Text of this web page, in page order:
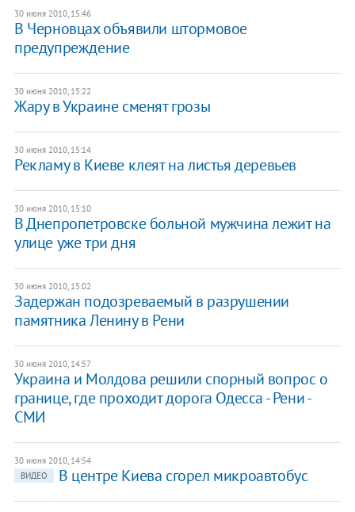
30 июня 2010, 15:46
В Черновцах объявили штормовое
предупреждение
30 июня 2010, 15:22
Жару в Украине сменят грозы
30 июня 2010, 15:14
Рекламу в Киеве клеят на листья деревьев
30 июня 2010, 15:10
В Днепропетровске больной мужчина лежит на
улице уже три дня
30 июня 2010, 15:02
Задержан подозреваемый в разрушении
памятника Ленину в Рени
30 июня 2010, 14:57
Украина и Молдова решили спорный вопрос о
границе, где проходит дорога Одесса - Рени -
СМИ
30 июня 2010, 14:54
ВИДЕО
В центре Киева сгорел микроавтобус